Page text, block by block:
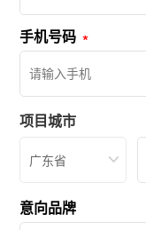
手机号码
项目城市
广东省
意向品牌